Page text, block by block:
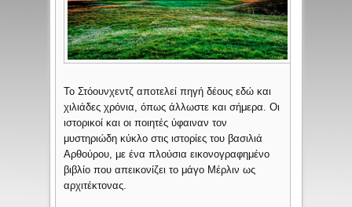
Το Στόουνχεντζ αποτελεί πηγή δέους εδώ και
χιλιάδες χρόνια, όπως άλλωστε και σήμερα. Οι
ιστορικοί και οι ποιητές ύφαιναν τον
μυστηριώδη κύκλο στις ιστορίες του βασιλιά
Αρθούρου, με ένα πλούσια εικονογραφημένο
βιβλίο που απεικονίζει το μάγο Μέρλιν ως
αρχιτέκτονας.